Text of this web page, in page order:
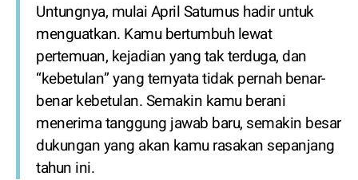
Untungnya, mulai April Saturnus hadir untuk
menguatkan. Kamu bertumbuh lewat
pertemuan, kejadian yang tak terduga, dan
“kebetulan” yang ternyata tidak pernah benar-
benar kebetulan. Semakin kamu berani
menerima tanggung jawab baru, semakin besar
dukungan yang akan kamu rasakan sepanjang
tahun ini.